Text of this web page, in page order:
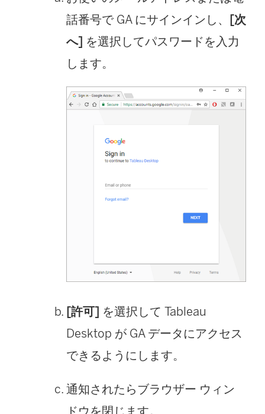
話番号で GA にサインインし、
[次
へ] を選択してパスワードを入力
します。
[許可] を選択して Tableau
Desktop が GA データにアクセス
できるようにします。
通知されたらブラウザー ウィン
ドウを閉じます。